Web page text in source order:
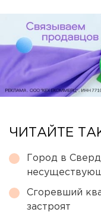
ЧИТАЙТЕ
Город в
Сгоревший
застроят